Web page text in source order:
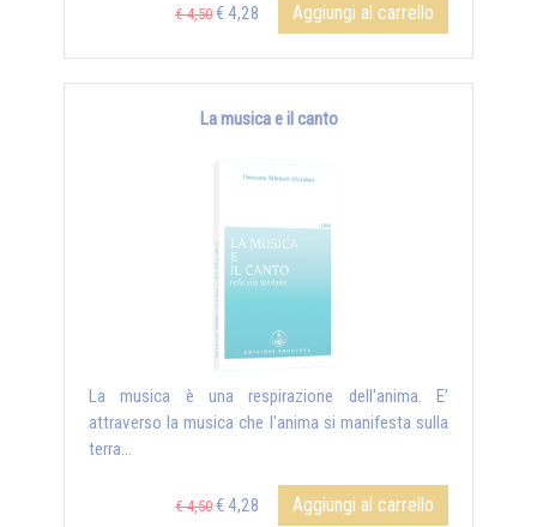
€ 4,50 € 4,28 Aggiungi al carrello
La musica e il canto
La musica è una respirazione dell'anima. E'
attraverso la musica che l'anima si manifesta sulla
terra...
€ 4,50 € 4,28 Aggiungi al carrello